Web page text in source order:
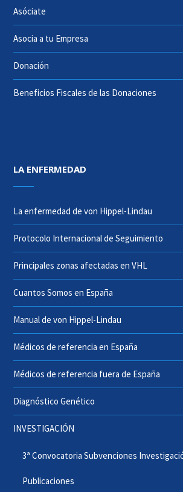
Asóciate
Asocia a tu Empresa
Donación
Beneficios Fiscales de las Donaciones
LA ENFERMEDAD
La enfermedad de von Hippel-Lindau
Protocolo Internacional de Seguimiento
Principales zonas afectadas en VHL
Cuantos Somos en España
Manual de von Hippel-Lindau
Médicos de referencia en España
Médicos de referencia fuera de España
Diagnóstico Genético
INVESTIGACIÓN
3ª Convocatoria Subvenciones
Publicaciones